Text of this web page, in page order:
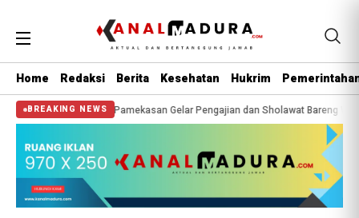
Home Redaksi Berita Kesehatan Hukrim
BREAKING NEWS
Pamekasan Gelar Pengajian dan Sholawat Bareng Warga 256 Wali Santri